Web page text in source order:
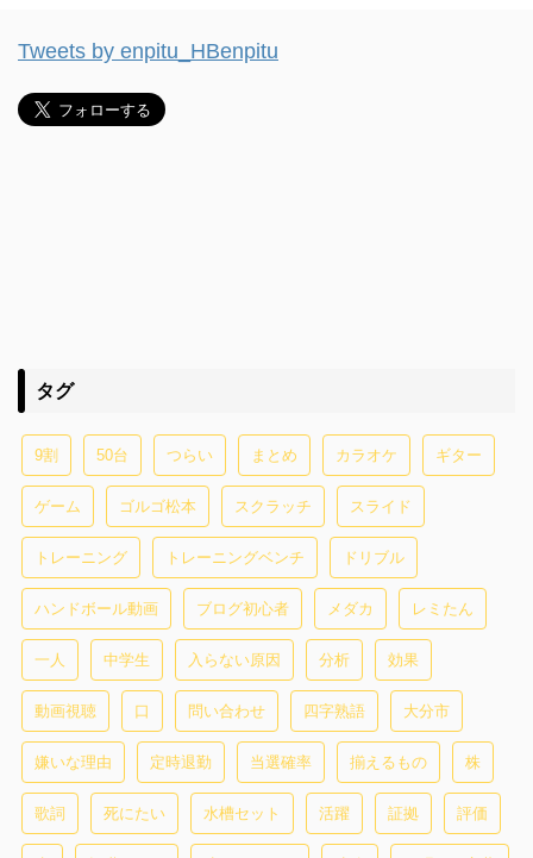
Tweets by enpitu_HBenpitu
タグ
9割 50台 つらい まとめ カラオケ ギター
ゲーム ゴルゴ松本 スクラッチ スライド
トレーニング トレーニングベンチ ドリブル
ハンドボール動画 ブログ初心者 メダカ レミたん
一人 中学生 入らない原因 分析 効果
動画視聴 口 問い合わせ 四字熟語 大分市
嫌いな理由 定時退勤 当選確率 揃えるもの 株
歌詞 死にたい 水槽セット 活躍 証拠 評価